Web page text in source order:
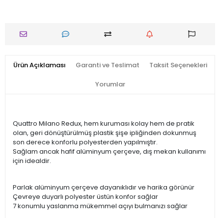
Ürün Açıklaması Garanti ve Teslimat Taksit Seçenekleri
Yorumlar
Quattro Milano Redux, hem kuruması kolay hem de pratik
olan, geri dönüştürülmüş plastik şişe ipliğinden dokunmuş
son derece konforlu polyesterden yapılmıştır.
Sağlam ancak hafif alüminyum çerçeve, dış mekan kullanımı
için idealdir.
Parlak alüminyum çerçeve dayanıklıdır ve harika görünür
Çevreye duyarlı polyester üstün konfor sağlar
7 konumlu yaslanma mükemmel açıyı bulmanızı sağlar